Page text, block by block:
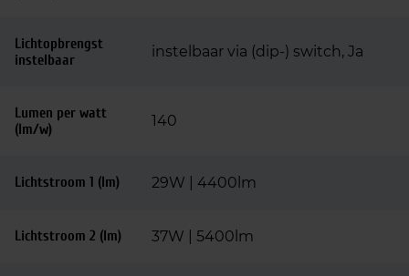
Lichtopbrengst
instelbaar
instelbaar via (dip-) switch, Ja
Lumen per watt
(lm/w)
140
Lichtstroom 1 (lm) 29W | 4400lm
Lichtstroom 2 (lm) 37W | 5400lm